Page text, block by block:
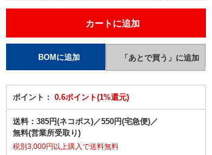
ポイント： 0.6ポイント(1%還元)
送料： 385円(ネコポス)／550円(宅急便)／
無料(営業所受取り)
税別3,000円以上購入で送料無料